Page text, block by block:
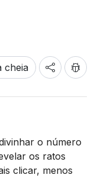
cheia
o número
os ratos
clicar, menos